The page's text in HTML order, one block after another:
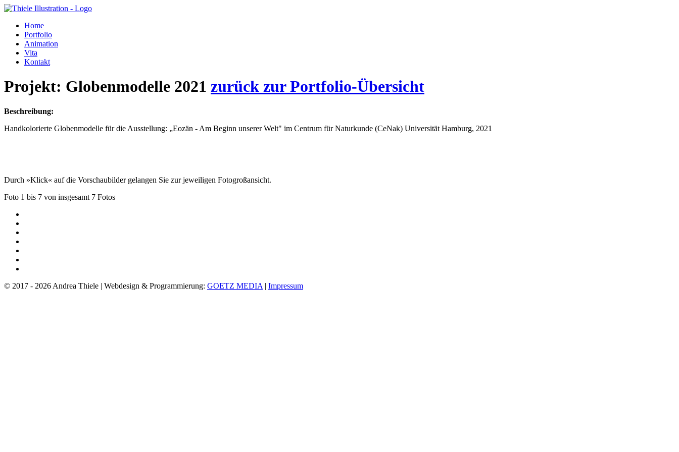
Home
Portfolio
Animation
Vita
Kontakt
Projekt: Globenmodelle 2021 zurück zur Portfolio-Übersicht
Beschreibung:
Handkolorierte Globenmodelle für die Ausstellung: „Eozän - Am Beginn unserer Welt" im Centrum für Naturkunde (CeNak) Universität Hamburg, 2021
Durch »Klick« auf die Vorschaubilder gelangen Sie zur jeweiligen Fotogroßansicht.
Foto 1 bis 7 von insgesamt 7 Fotos
© 2017 - 2026 Andrea Thiele | Webdesign & Programmierung: GOETZ MEDIA | Impressum